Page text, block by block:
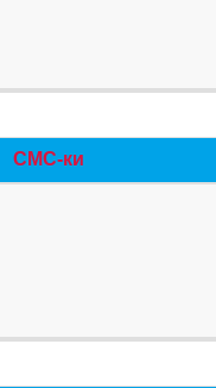
СМС-ки